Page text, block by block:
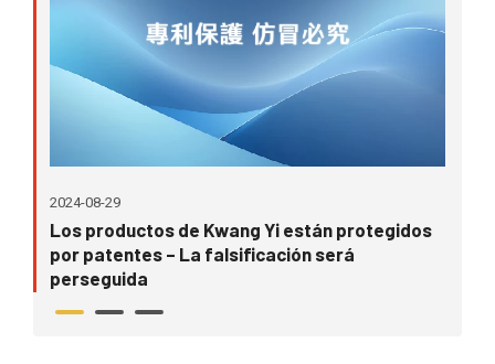
2024-08-29
Los productos de Kwang Yi están protegidos
por patentes – La falsificación será
perseguida